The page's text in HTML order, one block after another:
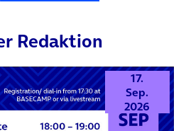
Redaktion
17.
Sep.
2026